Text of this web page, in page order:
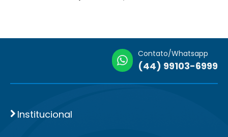
Contato/Whatsapp
(44) 99103-6999
Institucional